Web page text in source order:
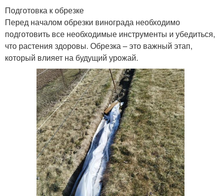
Подготовка к обрезке
Перед началом обрезки винограда необходимо
подготовить все необходимые инструменты и убедиться,
что растения здоровы. Обрезка – это важный этап,
который влияет на будущий урожай.